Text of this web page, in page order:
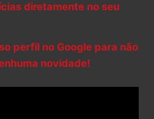
diretamente no seu
perfil no Google para não
novidade!